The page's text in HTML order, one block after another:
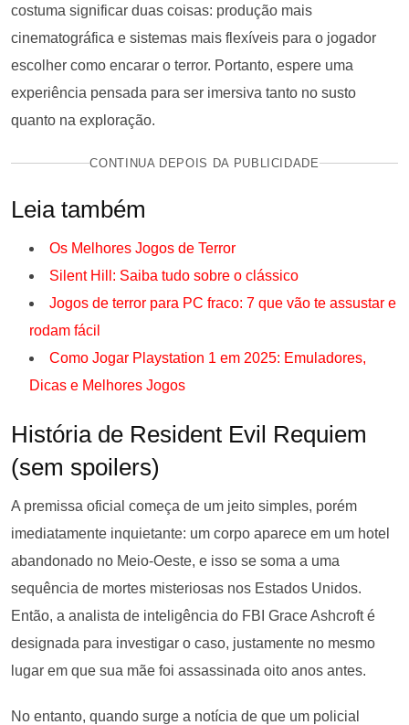
costuma significar duas coisas: produção mais
cinematográfica e sistemas mais flexíveis para o jogador
escolher como encarar o terror. Portanto, espere uma
experiência pensada para ser imersiva tanto no susto
quanto na exploração.
CONTINUA DEPOIS DA PUBLICIDADE
Leia também
Os Melhores Jogos de Terror
Silent Hill: Saiba tudo sobre o clássico
Jogos de terror para PC fraco: 7 que vão te assustar e
rodam fácil
Como Jogar Playstation 1 em 2025: Emuladores,
Dicas e Melhores Jogos
História de Resident Evil Requiem
(sem spoilers)
A premissa oficial começa de um jeito simples, porém
imediatamente inquietante: um corpo aparece em um hotel
abandonado no Meio-Oeste, e isso se soma a uma
sequência de mortes misteriosas nos Estados Unidos.
Então, a analista de inteligência do FBI Grace Ashcroft é
designada para investigar o caso, justamente no mesmo
lugar em que sua mãe foi assassinada oito anos antes.
No entanto, quando surge a notícia de que um policial